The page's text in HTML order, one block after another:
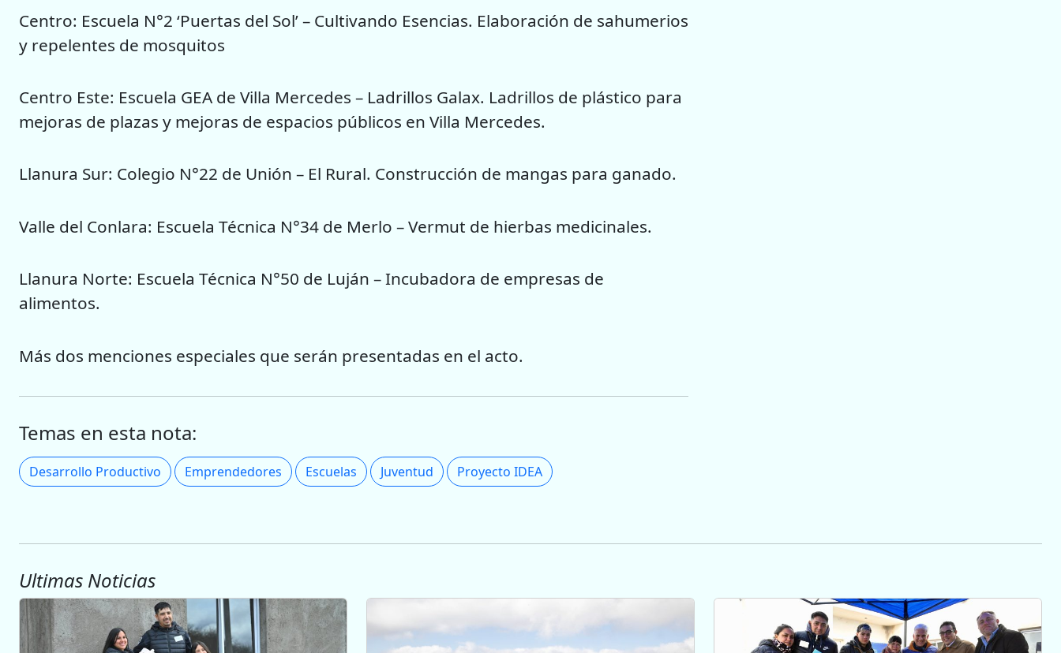
Centro: Escuela N°2 ‘Puertas del Sol’ – Cultivando Esencias. Elaboración de sahumerios
y repelentes de mosquitos
Centro Este: Escuela GEA de Villa Mercedes – Ladrillos Galax. Ladrillos de plástico para
mejoras de plazas y mejoras de espacios públicos en Villa Mercedes.
Llanura Sur: Colegio N°22 de Unión – El Rural. Construcción de mangas para ganado.
Valle del Conlara: Escuela Técnica N°34 de Merlo – Vermut de hierbas medicinales.
Llanura Norte: Escuela Técnica N°50 de Luján – Incubadora de empresas de
alimentos.
Más dos menciones especiales que serán presentadas en el acto.
Temas en esta nota:
Desarrollo Productivo Emprendedores Escuelas Juventud Proyecto IDEA
Ultimas Noticias